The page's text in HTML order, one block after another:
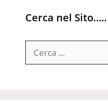
Cerca nel Sito…..
per: